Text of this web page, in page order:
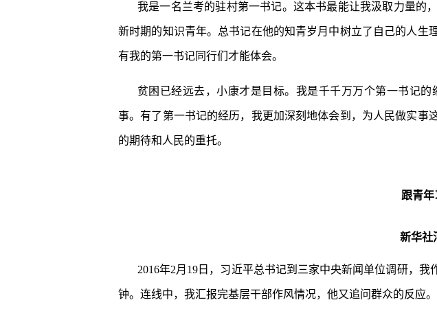
我是一名兰考的驻村第一书记。这本书最能让我汲取力量的
新时期的知识青年。总书记在他的知青岁月中树立了自己的人
有我的第一书记同行们才能体会。
贫困已经远去，小康才是目标。我是千千万万个第一书记
事。有了第一书记的经历，我更加深刻地体会到，为人民做实
的期待和人民的重托。
跟青
新华社
2016年2月19日，习近平总书记到三家中央新闻单位调研，
钟。连线中，我汇报完基层干部作风情况，他又追问群众的反应。